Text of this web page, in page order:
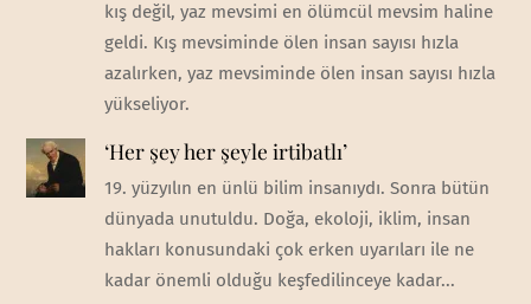
kış değil, yaz mevsimi en ölümcül mevsim haline
geldi. Kış mevsiminde ölen insan sayısı hızla
azalırken, yaz mevsiminde ölen insan sayısı hızla
yükseliyor.
‘Her şey her şeyle irtibatlı’
19. yüzyılın en ünlü bilim insanıydı. Sonra bütün
dünyada unutuldu. Doğa, ekoloji, iklim, insan
hakları konusundaki çok erken uyarıları ile ne
kadar önemli olduğu keşfedilinceye kadar...